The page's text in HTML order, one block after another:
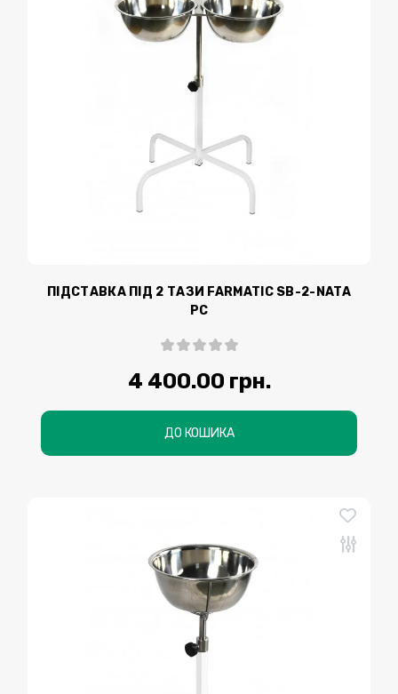
ПІДСТАВКА ПІД 2 ТАЗИ FARMATIC SB-2-NATA
РС
4 400.00 грн.
ДО КОШИКА